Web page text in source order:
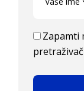
Zapamti